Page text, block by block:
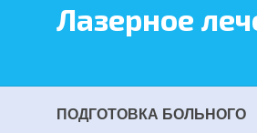
Лазерное
ПОДГОТОВКА БОЛЬНОГО